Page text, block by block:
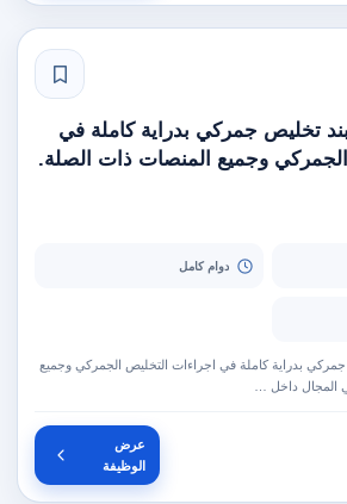
تخليص جمركي بدراية كاملة في
الجمركي وجميع المنصات ذات الصلة.
دوام كامل
بدراية كاملة في اجراءات التخليص الجمركي وجميع
المجال داخل …
عرض
الوظيفة